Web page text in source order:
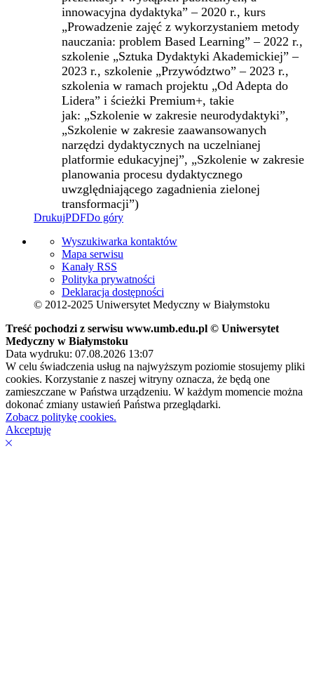
innowacyjna dydaktyka” – 2020 r., kurs
„Prowadzenie zajęć z wykorzystaniem metody
nauczania: problem Based Learning” – 2022 r.,
szkolenie „Sztuka Dydaktyki Akademickiej” –
2023 r., szkolenie „Przywództwo” – 2023 r.,
szkolenia w ramach projektu „Od Adepta do
Lidera” i ścieżki Premium+, takie
jak: „Szkolenie w zakresie neurodydaktyki”,
„Szkolenie w zakresie zaawansowanych
narzędzi dydaktycznych na uczelnianej
platformie edukacyjnej”, „Szkolenie w zakresie
planowania procesu dydaktycznego
uwzględniającego zagadnienia zielonej
transformacji”)
DrukujPDFDo góry
Wyszukiwarka kontaktów
Mapa serwisu
Kanały RSS
Polityka prywatności
Deklaracja dostępności
© 2012-2025 Uniwersytet Medyczny w Białymstoku
Treść pochodzi z serwisu www.umb.edu.pl © Uniwersytet
Medyczny w Białymstoku
Data wydruku: 07.08.2026 13:07
W celu świadczenia usług na najwyższym poziomie stosujemy pliki
cookies. Korzystanie z naszej witryny oznacza, że będą one
zamieszczane w Państwa urządzeniu. W każdym momencie można
dokonać zmiany ustawień Państwa przeglądarki.
Zobacz politykę cookies.
Akceptuję